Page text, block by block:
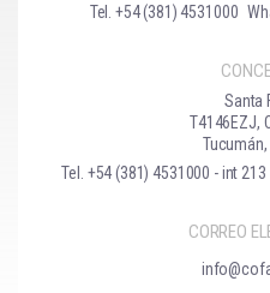
Tel. +54 (381) 4531000
Santa
T4146EZJ,
Tel. +54 (381) 4531000 - int 213
CORREO